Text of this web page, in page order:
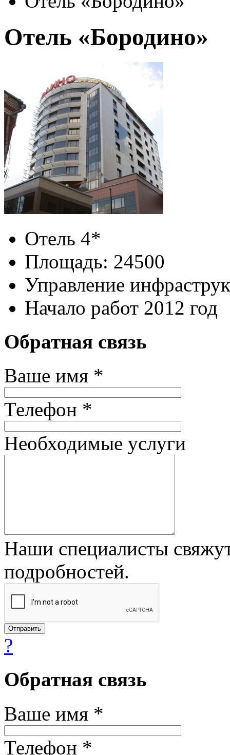
Отель «Бородино»
Отель 4*
Площадь: 24500
Управление
Начало работ 2012 год
Обратная связь
Ваше имя *
Телефон *
Необходимые услуги
Наши специалисты
подробностей.
?
Обратная связь
Ваше имя *
Телефон *